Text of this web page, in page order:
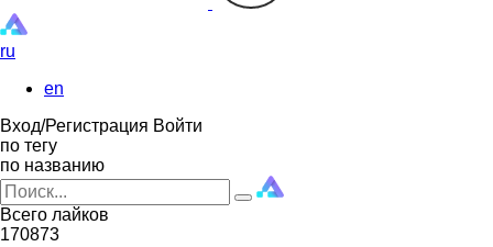
ru
en
Вход/Регистрация Войти
по тегу
по названию
Всего лайков
170873